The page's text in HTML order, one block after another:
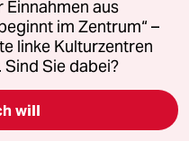
Richtlinien
Impressum AGB
(Ads)
Einnahmen aus
im Zentrum“ –
linke Kulturzentren
Sie dabei?
will